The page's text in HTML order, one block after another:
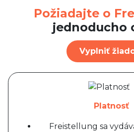
Požiadajte o
jednoducho
Vyplniť
Platnosť
Freistellung sa